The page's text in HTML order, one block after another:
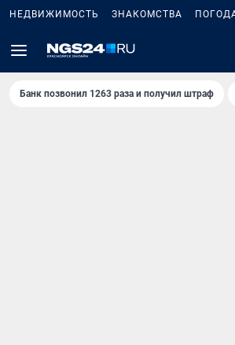
НЕДВИЖИМОСТЬ ЗНАКОМСТВА
Банк позвонил 1263 раза и получил штраф